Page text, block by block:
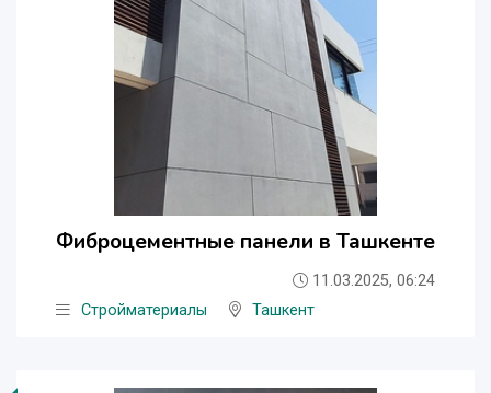
Фиброцементные панели в Ташкенте
11.03.2025, 06:24
Стройматериалы
Ташкент